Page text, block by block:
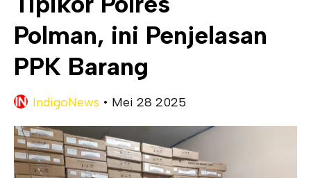
Polman, ini Penjelasan
PPK Barang
IndigoNews • Mei 28 2025